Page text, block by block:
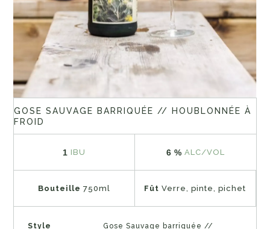
GOSE SAUVAGE BARRIQUÉE // HOUBLONNÉE À
FROID
1 IBU 6 % ALC/VOL
Bouteille750ml FûtVerre, pinte, pichet
Style
Gose Sauvage barriquée //